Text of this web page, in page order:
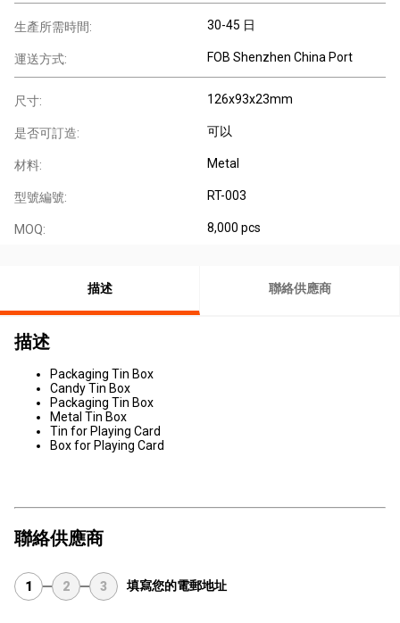
生產所需時間: 30-45 日
運送方式: FOB Shenzhen China Port
尺寸: 126x93x23mm
是否可訂造: 可以
材料: Metal
型號編號: RT-003
MOQ: 8,000 pcs
描述 聯絡供應商
描述
Packaging Tin Box
Candy Tin Box
Packaging Tin Box
Metal Tin Box
Tin for Playing Card
Box for Playing Card
聯絡供應商
1 2 3 填寫您的電郵地址